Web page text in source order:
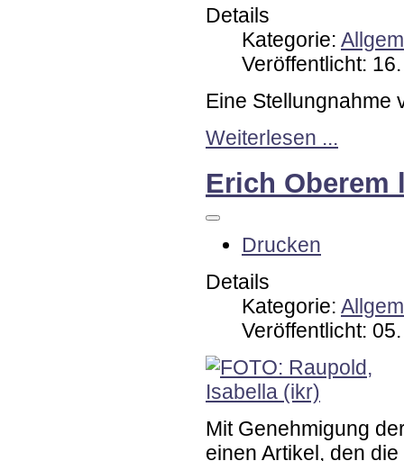
Details
Kategorie:
Veröffentlicht:
Eine Stellungnahme
Weiterlesen ...
Erich Oberem
Drucken
Details
Kategorie:
Veröffentlicht:
Mit Genehmigung
einen Artikel, den